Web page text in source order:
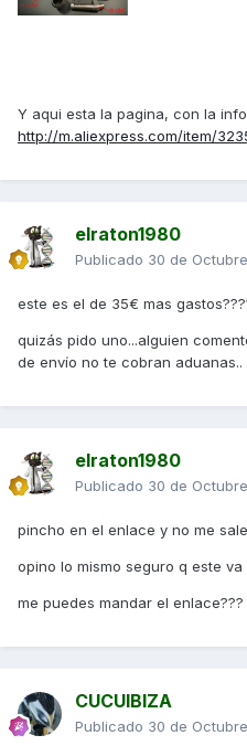
Y aqui esta la pagina, con la
http://m.aliexpress.com/item/
elraton1980
Publicado 30 de
este es el de 35€ mas
quizás pido uno...alguien
de envío no te cobran aduanas..
elraton1980
Publicado 30 de
pincho en el enlace y no me
opino lo mismo seguro q este va
me puedes mandar el enlace???
CUCUIBIZA
Publicado 30 de